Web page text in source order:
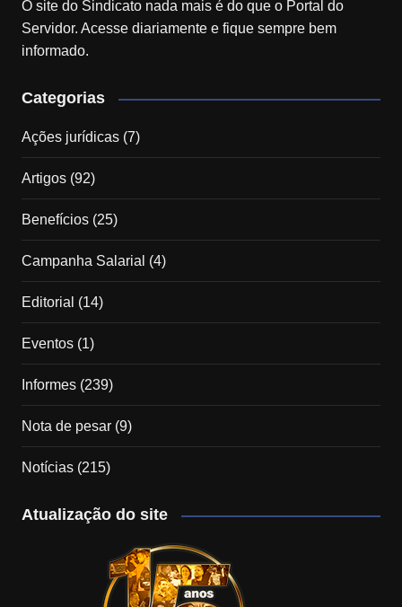
O site do Sindicato nada mais é do que o Portal do
Servidor. Acesse diariamente e fique sempre bem
informado.
Categorias
Ações jurídicas(7)
Artigos(92)
Benefícios(25)
Campanha Salarial (4)
Editorial (14)
Eventos(1)
Informes(239)
Nota de pesar(9)
Notícias(215)
Atualização do site